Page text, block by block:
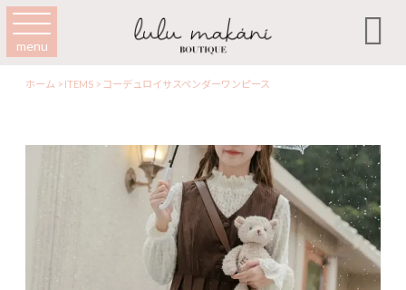
menu 
ホーム >ITEMS >コーデュロイサスペンダーワンピース